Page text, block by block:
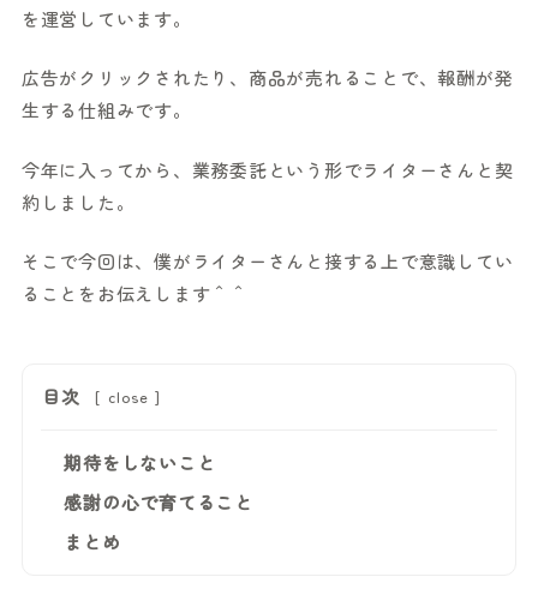
を運営しています。
広告がクリックされたり、商品が売れることで、報酬が発
生する仕組みです。
今年に入ってから、業務委託という形でライターさんと契
約しました。
そこで今回は、僕がライターさんと接する上で意識してい
ることをお伝えします＾＾
目次 [ close ]
期待をしないこと
感謝の心で育てること
まとめ